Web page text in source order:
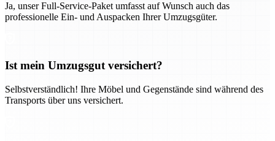
Ja, unser Full-Service-Paket umfasst auf Wunsch auch das
professionelle Ein- und Auspacken Ihrer Umzugsgüter.
Ist mein Umzugsgut versichert?
Selbstverständlich! Ihre Möbel und Gegenstände sind während des
Transports über uns versichert.